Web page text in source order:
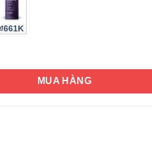
₫661K
Rogaine 5% Minoxidil
MUA HÀNG